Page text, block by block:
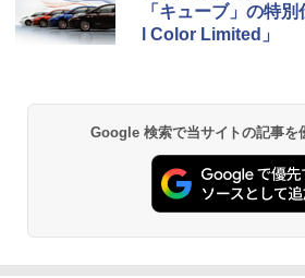
「キューブ」の特
l Color Limited」
Google 検索で当サイトの記事を